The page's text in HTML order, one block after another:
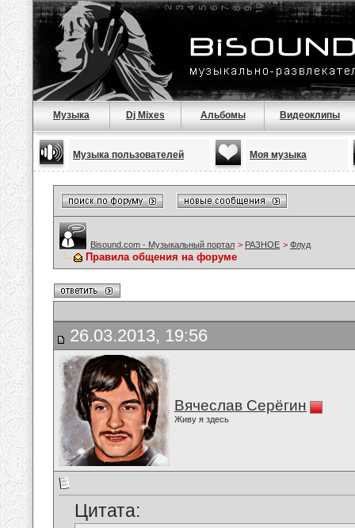
Музыка Dj Mixes Альбомы Видеоклипы
Музыка пользователей Моя музыка
Bisound.com - Музыкальный портал > РАЗНОЕ > Флуд
Правила общения на форуме
26.03.2013, 19:56
Вячеслав Серёгин
Живу я здесь
Цитата: